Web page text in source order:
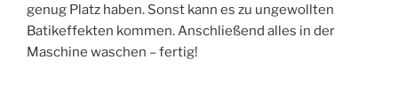
genug Platz haben. Sonst kann es zu ungewollten
Batikeffekten kommen. Anschließend alles in der
Maschine waschen – fertig!